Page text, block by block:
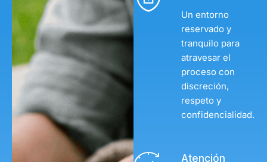
Un entorno
reservado y
tranquilo para
atravesar el
proceso con
discreción,
respeto y
confidencialidad.
Atención